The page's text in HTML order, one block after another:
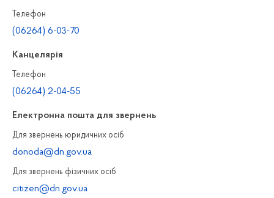
Телефон
(06264) 6-03-70
Канцелярiя
Телефон
(06264) 2-04-55
Електронна пошта для звернень
Для звернень юридичних осiб
donoda@dn.gov.ua
Для звернень фізичних осiб
citizen@dn.gov.ua